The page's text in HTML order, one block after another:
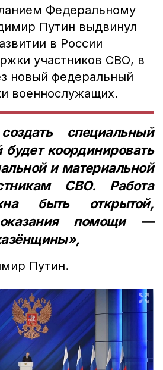
Федеральному
Путин выдвинул
в России
участников СВО, в
новый федеральный
военнослужащих.
специальный
координировать
и материальной
СВО. Работа
быть открытой,
помощи —
Путин.